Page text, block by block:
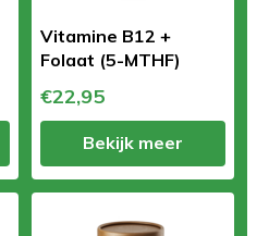
Vitamine B12 +
Folaat (5-MTHF)
€22,95
Bekijk meer